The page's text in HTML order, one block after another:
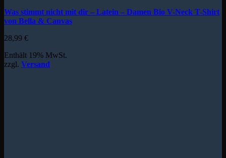
Was stimmt nicht mit dir – Latein – Damen Bio V-Neck T-Shirt
von Bella & Canvas
28,99 €
Enthält 19% MwSt.
zzgl. Versand